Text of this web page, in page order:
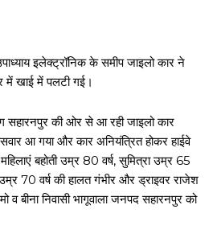
इलेक्ट्रॉनिक के समीप जाइलो कार ने
में खाई में पलटी गई।
की ओर से आ रही जाइलो कार
आ गया और कार अनियंत्रित होकर हाईवे
बहोती उम्र 80 वर्ष, सुमित्रा उम्र 65
70 वर्ष की हालत गंभीर और ड्राइवर राजेश
व बीना निवासी भागूवाला जनपद सहारनपुर को